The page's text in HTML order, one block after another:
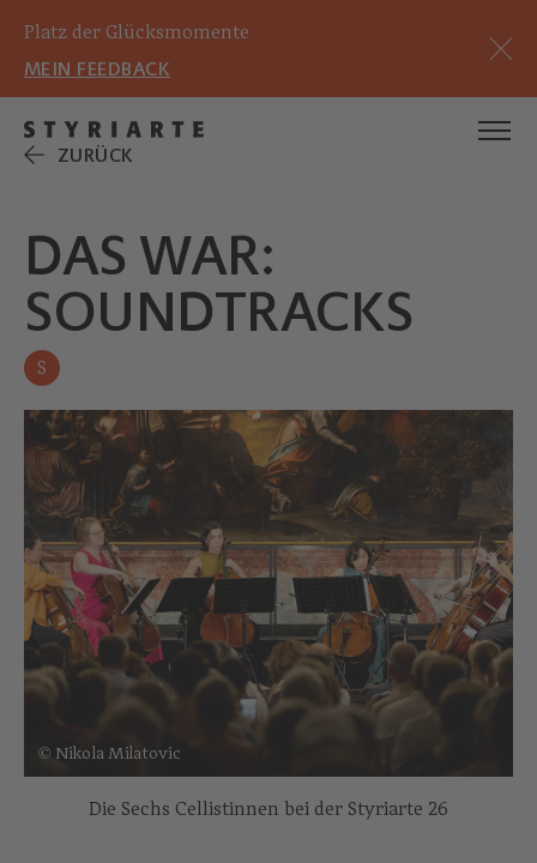
Platz der Glücksmomente
MEIN FEEDBACK
ZURÜCK
DAS WAR:
SOUNDTRACKS
S
© Nikola Milatovic
Die Sechs Cellistinnen bei der Styriarte 26